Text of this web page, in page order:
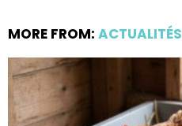
MORE FROM: ACTUALITÉS